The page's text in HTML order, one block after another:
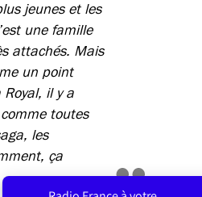
jeunes et les
une famille
attachés. Mais
un point
il y a
toutes
les
ça